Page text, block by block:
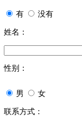
有 没有
姓名：
性别：
男 女
联系方式：